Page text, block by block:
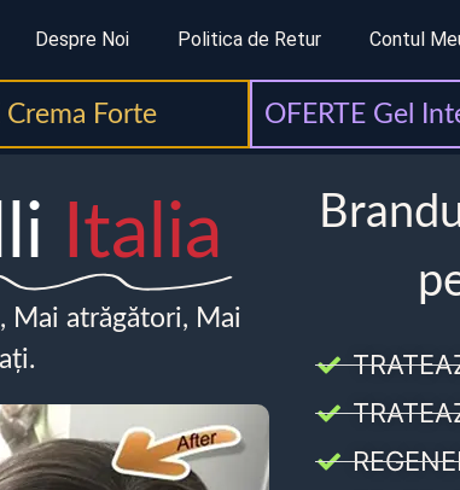
Despre Noi Politica de Retur Contul
Crema Forte OFERTE Gel
Italia
Mai atrăgători, Mai